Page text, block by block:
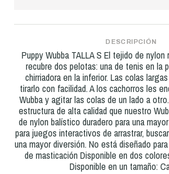
DESCRIPCIÓN
Puppy Wubba TALLA S El tejido de
recubre dos pelotas: una de tenis en la
chirriadora en la inferior. Las colas
tirarlo con facilidad. A los cachorros les
Wubba y agitar las colas de un lado a
estructura de alta calidad que nuestro
de nylon balístico duradero para una
para juegos interactivos de arrastrar,
una mayor diversión. No está diseñado
de masticación Disponible en dos
Disponible en un tamaño: